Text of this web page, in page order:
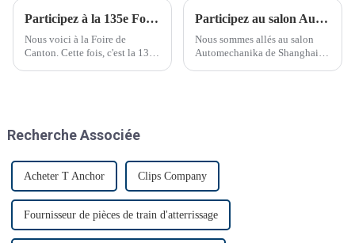
Participez à la 135e Foire de Canton
Nous voici à la Foire de
Canton. Cette fois, c'est la 135e
Participez au salon Automechanika de Shanghai
Nous sommes allés au salon
Automechanika de Shanghai
monde…
Recherche Associée
Acheter T Anchor Clips Company
Fournisseur de pièces de train d'atterrissage